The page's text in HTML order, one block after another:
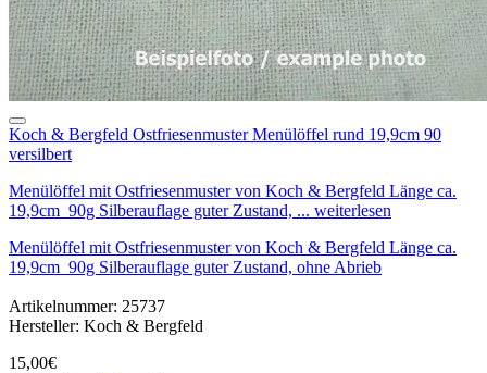
Koch & Bergfeld Ostfriesenmuster Menülöffel rund 19,9cm 90
versilbert
Menülöffel mit Ostfriesenmuster von Koch & Bergfeld Länge ca.
19,9cm 90g Silberauflage guter Zustand, ... weiterlesen
Menülöffel mit Ostfriesenmuster von Koch & Bergfeld Länge ca.
19,9cm 90g Silberauflage guter Zustand, ohne Abrieb
Artikelnummer: 25737
Hersteller: Koch & Bergfeld
15,00€